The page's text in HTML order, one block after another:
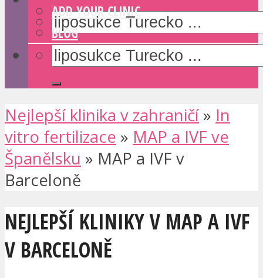
ADD YOUR CLINIC
BLOG
Nejlepší klinika v zahraničí » In
vitro fertilizace » MAP a IVF ve
Španělsku » MAP a IVF v
Barceloně
NEJLEPŠÍ KLINIKY V MAP A IVF
V BARCELONĚ